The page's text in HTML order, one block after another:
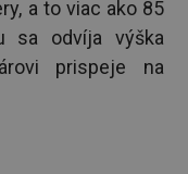
a to viac ako 85
sa odvíja výška
prispeje na